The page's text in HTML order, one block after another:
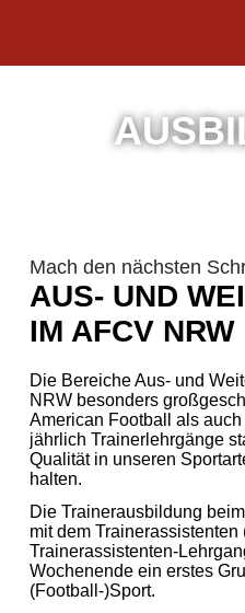
Mach den nächsten
AUS- UND
IM AFCV NRW
Die Bereiche Aus- und
NRW besonders
American Football als
jährlich Trainerlehrgänge
Qualität in unseren
halten.
Die Trainerausbildung
mit dem Trainerassistenten
Trainerassistenten-
Wochenende ein erstes
(Football-)Sport.